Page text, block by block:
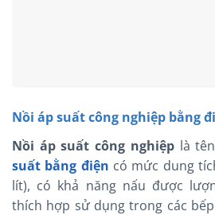
Nồi áp suất công nghiệp bằng
Nồi áp suất công nghiệplà tên
suất bằng điện có mức dung
lít), có khả năng nấu được
thích hợp sử dụng trong các